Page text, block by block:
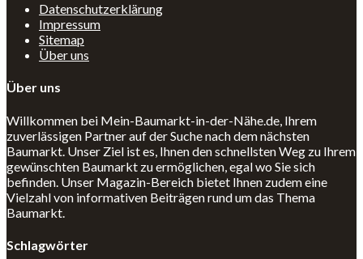
Datenschutzerklärung
Impressum
Sitemap
Über uns
Über uns
Willkommen bei Mein-Baumarkt-in-der-Nähe.de, Ihrem
zuverlässigen Partner auf der Suche nach dem nächsten
Baumarkt. Unser Ziel ist es, Ihnen den schnellsten Weg zu Ihrem
gewünschten Baumarkt zu ermöglichen, egal wo Sie sich
befinden. Unser Magazin-Bereich bietet Ihnen zudem eine
Vielzahl von informativen Beiträgen rund um das Thema
Baumarkt.
Schlagwörter